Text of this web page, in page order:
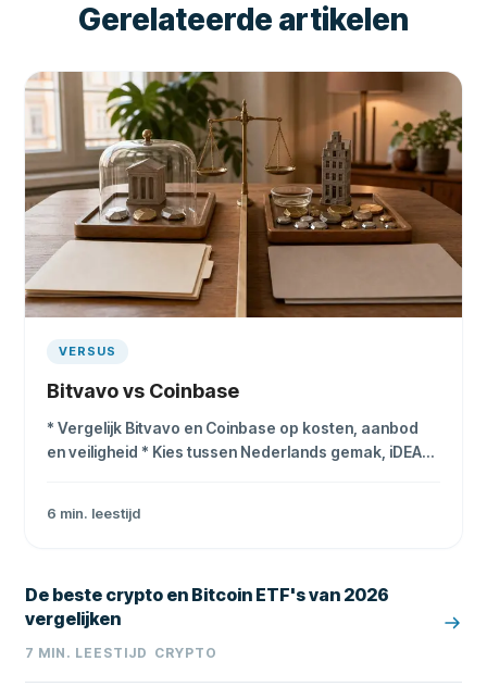
Gerelateerde artikelen
VERSUS
Bitvavo vs Coinbase
* Vergelijk Bitvavo en Coinbase op kosten, aanbod
en veiligheid * Kies tussen Nederlands gemak, iDEAL
6 min. leestijd
De beste crypto en Bitcoin ETF's van 2026
vergelijken
7 MIN. LEESTIJD CRYPTO